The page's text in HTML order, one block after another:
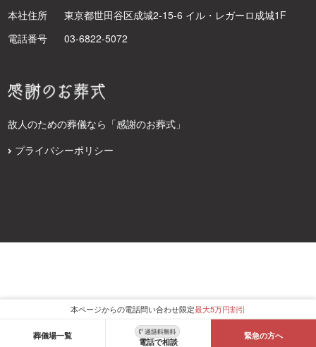
本社住所
東京都世田谷区成城2-15-6 イル・レガーロ成城1F
電話番号
03-6822-5072
故人のための葬儀なら「感謝のお葬式」
プライバシーポリシー
本ページからの電話問い合わせ限定最大5万円割引
葬儀場一覧
電話で相談
緊急の方へ